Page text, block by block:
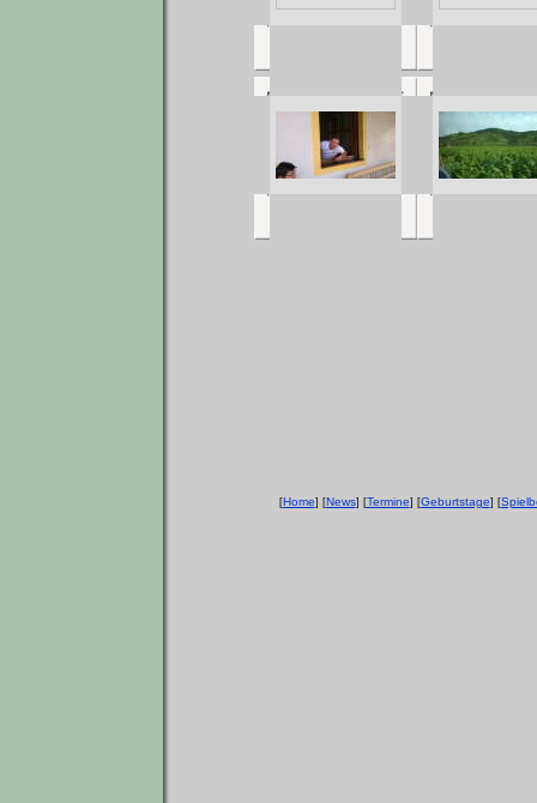
[Home] [News] [Termine] [Geburtstage] [